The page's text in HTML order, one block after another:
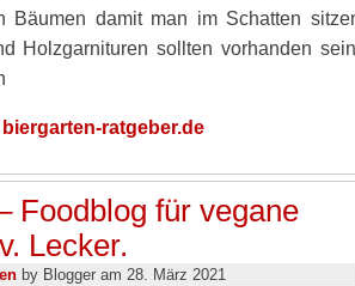
Bäumen damit man im Schatten
Holzgarnituren sollten vorhanden
biergarten-ratgeber.de
Foodblog für vegane
Lecker.
by Blogger am 28. März 2021